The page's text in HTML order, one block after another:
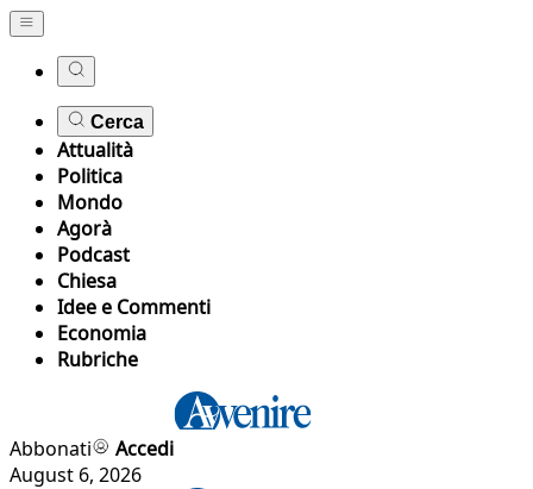
Cerca
Attualità
Politica
Mondo
Agorà
Podcast
Chiesa
Idee e Commenti
Economia
Rubriche
Abbonati
Accedi
August 6, 2026